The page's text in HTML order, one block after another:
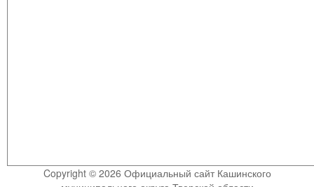
Copyright © 2026 Официальный сайт Кашинского